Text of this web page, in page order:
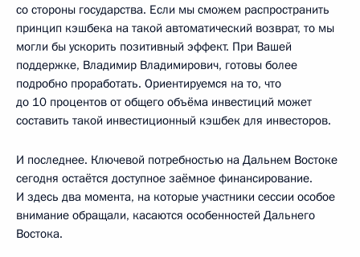
со стороны государства. Если мы сможем распространить
принцип кэшбека на такой автоматический возврат, то мы
могли бы ускорить позитивный эффект. При Вашей
поддержке, Владимир Владимирович, готовы более
подробно проработать. Ориентируемся на то, что
до 10 процентов от общего объёма инвестиций может
составить такой инвестиционный кэшбек для инвесторов.
И последнее. Ключевой потребностью на Дальнем Востоке
сегодня остаётся доступное заёмное финансирование.
И здесь два момента, на которые участники сессии особое
внимание обращали, касаются особенностей Дальнего
Востока.